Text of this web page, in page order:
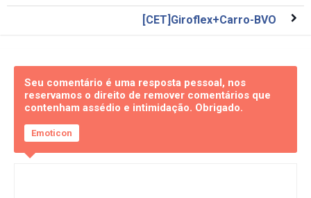
[CET]Giroflex+Carro-BVO
Seu comentário é uma resposta pessoal, nos
reservamos o direito de remover comentários que
contenham assédio e intimidação. Obrigado.
Emoticon